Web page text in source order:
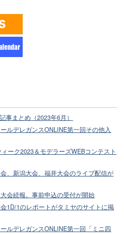
事まとめ（2023年6月）
ルデレガンスONLINE第一回その他入
ーク2023＆モデラーズWEBコンテスト
、新潟大会、福井大会のライブ配信が
会続報。事前申込の受付が開始
1D/1のレポートがタミヤのサイトに掲
ルデレガンスONLINE第一回「ミニ四